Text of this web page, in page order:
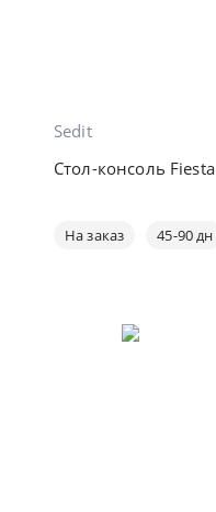
Sedit
Стол-консоль Fiesta
На заказ 45-90 дн